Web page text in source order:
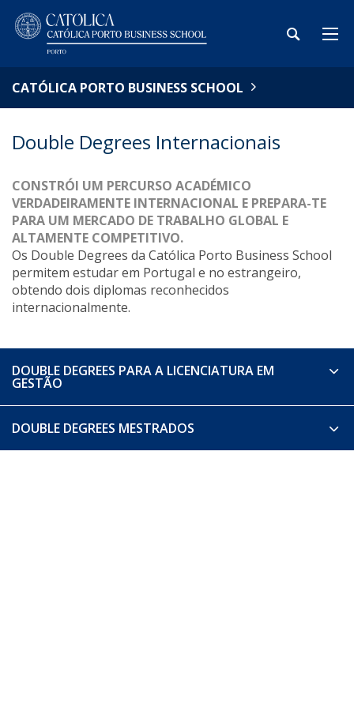
CATÓLICA PORTO BUSINESS SCHOOL
Double Degrees Internacionais
CONSTRÓI UM PERCURSO ACADÉMICO
VERDADEIRAMENTE INTERNACIONAL E PREPARA-TE
PARA UM MERCADO DE TRABALHO GLOBAL E
ALTAMENTE COMPETITIVO.
Os Double Degrees da Católica Porto Business School
permitem estudar em Portugal e no estrangeiro,
obtendo dois diplomas reconhecidos
internacionalmente.
DOUBLE DEGREES PARA A LICENCIATURA EM
GESTÃO​
DOUBLE DEGREES MESTRADOS​